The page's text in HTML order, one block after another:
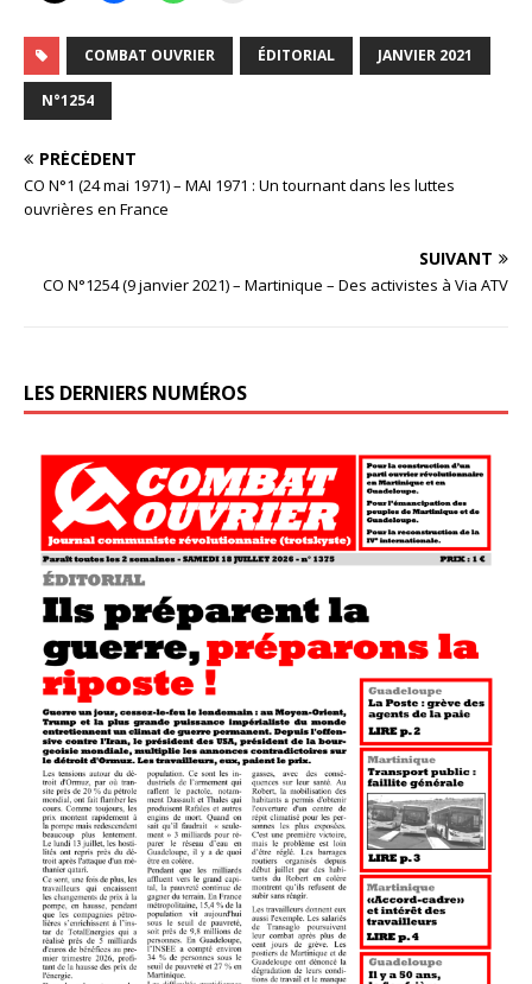
COMBAT OUVRIER ÉDITORIAL JANVIER 2021
N°1254
PRÉCÉDENT
CO N°1 (24 mai 1971) – MAI 1971 : Un tournant dans les luttes
ouvrières en France
SUIVANT
CO N°1254 (9 janvier 2021) – Martinique – Des activistes à Via ATV
LES DERNIERS NUMÉROS